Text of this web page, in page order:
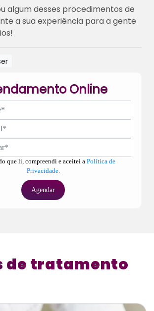
algum desses procedimentos de
a sua experiência para a gente
Online
que li, compreendi e aceitei a Política de
Privacidade.
Agendar
de tratamento